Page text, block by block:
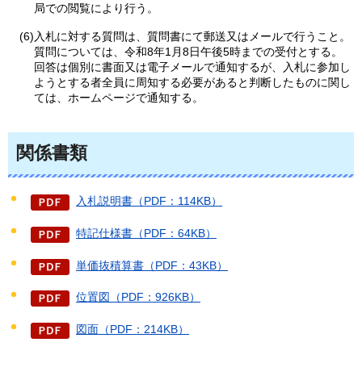
局での閲覧により行う。
(6)入札に対する質問は、質問書にて郵送又はメールで行うこと。
質問については、令和8年1月8日午後5時までの受付とする。
回答は個別に書面又は電子メールで通知するが、入札に参加し
ようとする者全員に周知する必要があると判断したものに関し
ては、ホームページで通知する。
関係書類
入札説明書（PDF：114KB）
特記仕様書（PDF：64KB）
単価抜積算書（PDF：43KB）
位置図（PDF：926KB）
図面（PDF：214KB）